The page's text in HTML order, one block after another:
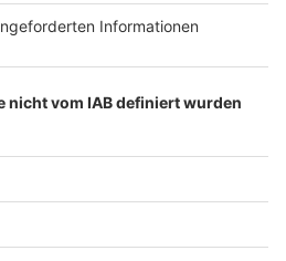
Usercentrics Consent